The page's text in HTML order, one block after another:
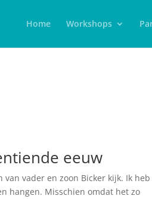
Home Workshops
eeuw
vader en zoon Bicker kijk. Ik heb
hangen. Misschien omdat het zo